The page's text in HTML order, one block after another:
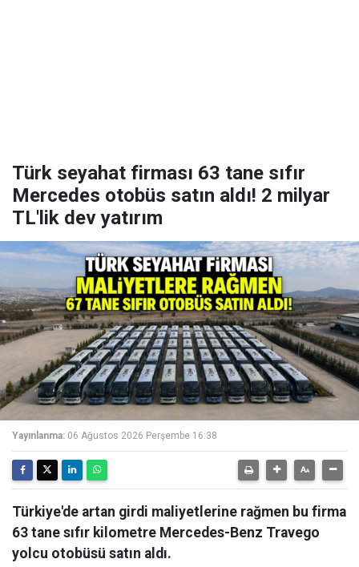
Türk seyahat firması 63 tane sıfır
Mercedes otobüs satın aldı! 2 milyar
TL'lik dev yatırım
Yayınlanma: 06 Ağustos 2026 Perşembe 16:38
Türkiye'de artan girdi maliyetlerine rağmen bu firma
63 tane sıfır kilometre Mercedes-Benz Travego
yolcu otobüsü satın aldı.